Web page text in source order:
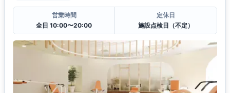
営業時間
全日 10:00〜20:00
定休日
施設点検日（不定）